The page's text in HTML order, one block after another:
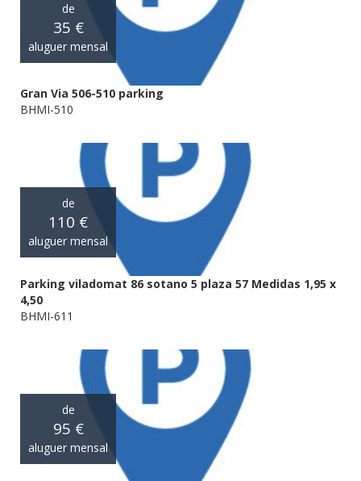
de
35 €
aluguer mensal
Gran Via 506-510 parking
BHMI-510
de
110 €
aluguer mensal
Parking viladomat 86 sotano 5 plaza 57 Medidas 1,95 x
4,50
BHMI-611
de
95 €
aluguer mensal